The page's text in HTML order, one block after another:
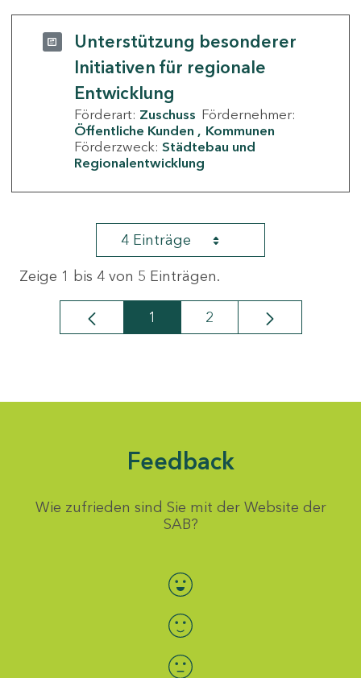
Unterstützung besonderer
Initiativen für regionale
Entwicklung
Förderart: Zuschuss Fördernehmer:
Öffentliche Kunden
Kommunen
Förderzweck: Städtebau und
Regionalentwicklung
4 Einträge
Zeige 1 bis 4 von 5 Einträgen.
Seite
1 Seite
2
Feedback
Wie zufrieden sind Sie mit der Website der
SAB?
Bewertung auswählen